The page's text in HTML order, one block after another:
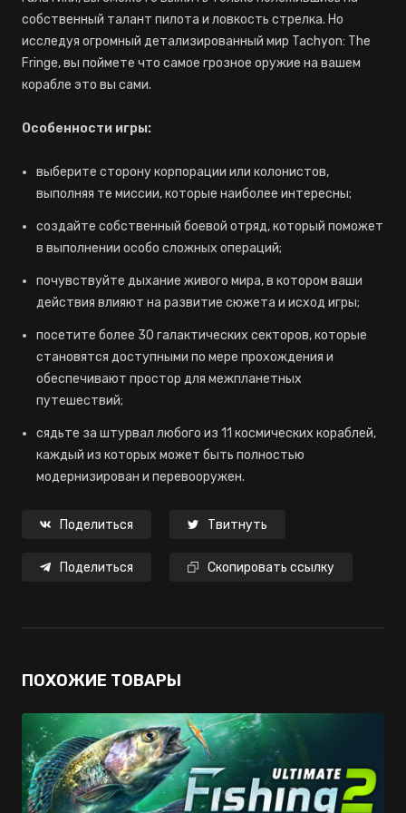
собственный талант пилота и ловкость стрелка. Но
исследуя огромный детализированный мир Tachyon: The
Fringe, вы поймете что самое грозное оружие на вашем
корабле это вы сами.
Особенности игры:
выберите сторону корпорации или колонистов,
выполняя те миссии, которые наиболее интересны;
создайте собственный боевой отряд, который поможет
в выполнении особо сложных операций;
почувствуйте дыхание живого мира, в котором ваши
действия влияют на развитие сюжета и исход игры;
посетите более 30 галактических секторов, которые
становятся доступными по мере прохождения и
обеспечивают простор для межпланетных
путешествий;
сядьте за штурвал любого из 11 космических кораблей,
каждый из которых может быть полностью
модернизирован и перевооружен.
Поделиться Твитнуть
Поделиться Скопировать ссылку
ПОХОЖИЕ ТОВАРЫ